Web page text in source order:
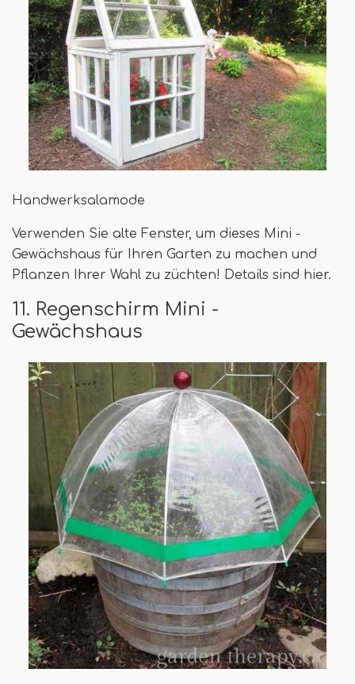
Handwerksalamode
Verwenden Sie alte Fenster, um dieses Mini -
Gewächshaus für Ihren Garten zu machen und
Pflanzen Ihrer Wahl zu züchten! Details sind hier.
11. Regenschirm Mini -
Gewächshaus